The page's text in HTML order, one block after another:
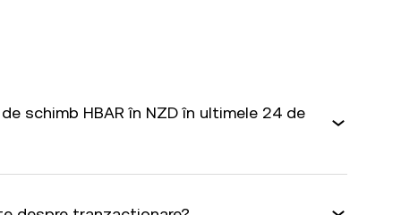
schimb HBAR în NZD în ultimele 24 de